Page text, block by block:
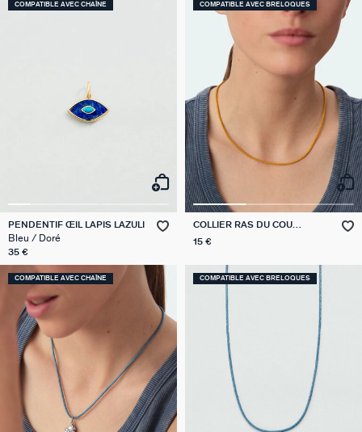
COMPATIBLE AVEC CHAÎNE
PENDENTIF ŒIL LAPIS LAZULI
Bleu / Doré
35 €
COMPATIBLE AVEC BRELOQUES
COLLIER RAS DU COU
15 €
COMPATIBLE AVEC CHAÎNE COMPATIBLE AVEC BRELOQUES